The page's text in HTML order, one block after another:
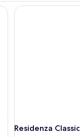
viola e cuscini, una
Residenza Classic